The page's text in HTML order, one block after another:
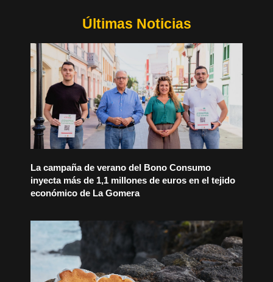
Últimas Noticias
La campaña de verano del Bono Consumo
inyecta más de 1,1 millones de euros en el tejido
económico de La Gomera